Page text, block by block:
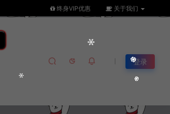
终身VIP优惠 关于我们
登录